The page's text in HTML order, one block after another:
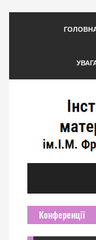
Конференції